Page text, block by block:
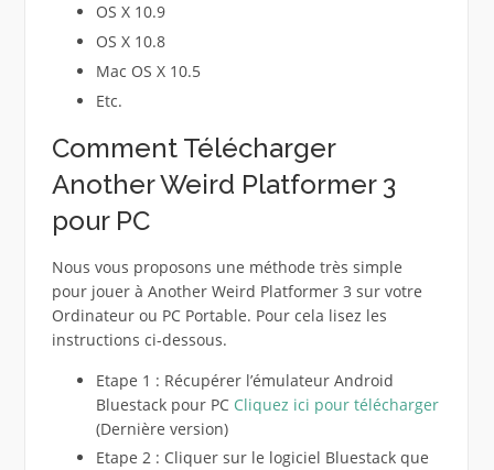
OS X 10.9
OS X 10.8
Mac OS X 10.5
Etc.
Comment Télécharger
Another Weird Platformer 3
pour PC
Nous vous proposons une méthode très simple
pour jouer à Another Weird Platformer 3 sur votre
Ordinateur ou PC Portable. Pour cela lisez les
instructions ci-dessous.
Etape 1 : Récupérer l’émulateur Android
Bluestack pour PC Cliquez ici pour télécharger
(Dernière version)
Etape 2 : Cliquer sur le logiciel Bluestack que